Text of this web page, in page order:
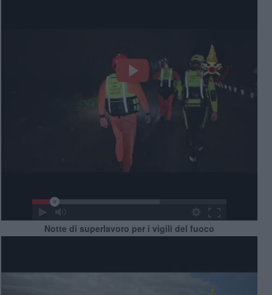
Notte di superlavoro per i vigili del fuoco